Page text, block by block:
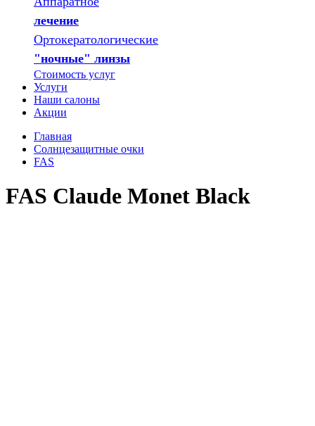
лечение
Ортокератологические
"ночные" линзы
Стоимость услуг
Услуги
Наши салоны
Акции
Главная
Солнцезащитные очки
FAS
FAS Claude Monet Black